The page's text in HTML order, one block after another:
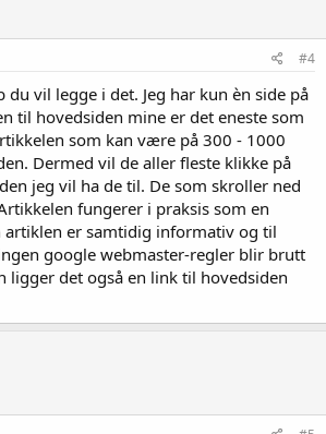
#4
du vil legge i det. Jeg har kun èn side på
til hovedsiden mine er det eneste som
som kan være på 300 - 1000
Dermed vil de aller fleste klikke på
jeg vil ha de til. De som skroller ned
fungerer i praksis som en
artiklen er samtidig informativ og til
google webmaster-regler blir brutt
ligger det også en link til hovedsiden